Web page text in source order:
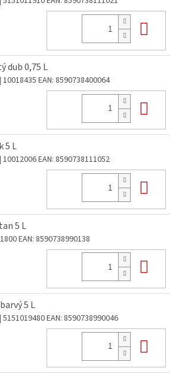
dub 0,75 L
| 10018435 EAN: 8590738400064
5 L
| 10012006EAN: 8590738111052
5 L
EAN: 8590738990138
5 L
| 5151019480EAN: 8590738990046